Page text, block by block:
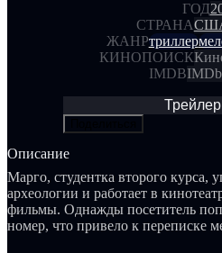
ГОД
СТРАНА
ЖАНРтриллер
КИНОПОИСК
IMDBIMDb
Трейлер
Описание
Марго, студентка второго курса,
археологии и работает в
фильмы. Однажды посетитель
номер, что привело к переписке